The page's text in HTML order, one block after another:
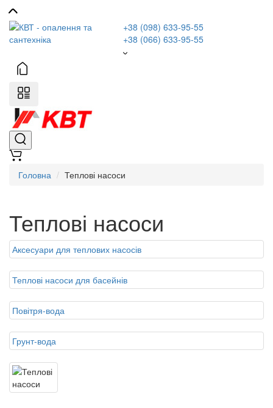
+38 (098) 633-95-55
+38 (066) 633-95-55
Головна Теплові насоси
Теплові насоси
Аксесуари для теплових насосів
Теплові насоси для басейнів
Повітря-вода
Грунт-вода